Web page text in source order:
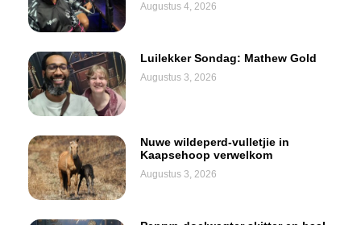
Augustus 4, 2026
Luilekker Sondag: Mathew Gold
Augustus 3, 2026
Nuwe wildeperd-vulletjie in
Kaapsehoop verwelkom
Augustus 3, 2026